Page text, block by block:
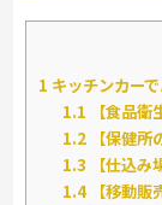
1 キッチンカー
1.1 【食品衛
1.2 【保健所
1.3 【仕込み
1.4【移動販